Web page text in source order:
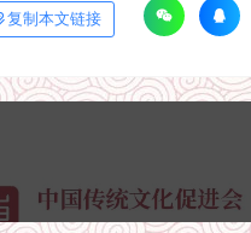
复制本文链接